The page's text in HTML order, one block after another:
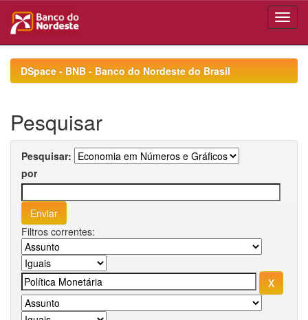
navigationDSpace - BNB - Banco do Nordeste do Brasil
Pesquisar
Pesquisar:
por
Filtros correntes: